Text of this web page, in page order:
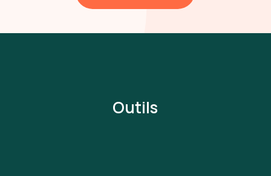
Outils